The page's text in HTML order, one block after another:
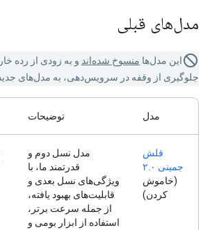
مدل‌های قبلی
این مدل‌ها منسوخ شده‌اند و به زودی از رده
جلوگیری از وقفه در سرویس‌دهی، به مدل‌های
مدل توضیحات
فلش
جمینی ۲.۰
(خاموش
کردن)
مدل نسل دوم و
قدرتمند ما، با
ویژگی‌های نسل بعدی و
قابلیت‌های بهبود یافته،
از جمله سرعت برتر،
استفاده از ابزار بومی و